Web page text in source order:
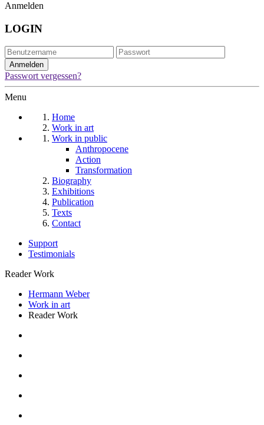
Anmelden
LOGIN
Passwort vergessen?
Menu
Home
Work in art
Work in public
Anthropocene
Action
Transformation
Biography
Exhibitions
Publication
Texts
Contact
Support
Testimonials
Reader Work
Hermann Weber
Work in art
Reader Work